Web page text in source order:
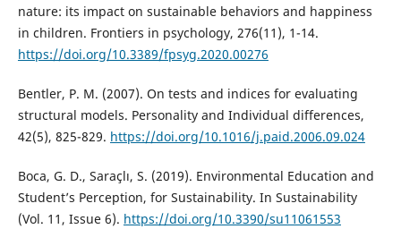
nature: its impact on sustainable behaviors and happiness
in children. Frontiers in psychology, 276(11), 1-14.
https://doi.org/10.3389/fpsyg.2020.00276
Bentler, P. M. (2007). On tests and indices for evaluating
structural models. Personality and Individual differences,
42(5), 825-829. https://doi.org/10.1016/j.paid.2006.09.024
Boca, G. D., Saraçlı, S. (2019). Environmental Education and
Student’s Perception, for Sustainability. In Sustainability
(Vol. 11, Issue 6). https://doi.org/10.3390/su11061553